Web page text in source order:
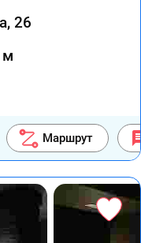
26
м
Маршрут